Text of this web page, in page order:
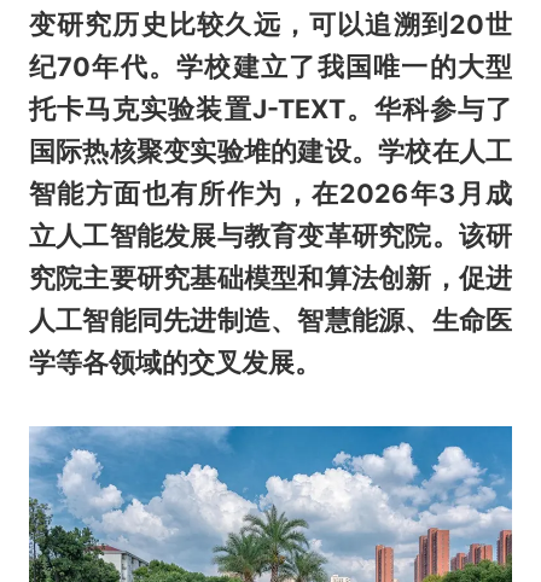
变研究历史比较久远，可以追溯到20世
纪70年代。学校建立了我国唯一的大型
托卡马克实验装置J-TEXT。华科参与了
国际热核聚变实验堆的建设。学校在人工
智能方面也有所作为，在2026年3月成
立人工智能发展与教育变革研究院。该研
究院主要研究基础模型和算法创新，促进
人工智能同先进制造、智慧能源、生命医
学等各领域的交叉发展。